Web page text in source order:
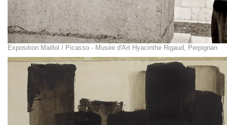
Exposition Maillol / Picasso - Musée d'Art Hyacinthe Rigaud, Perpignan